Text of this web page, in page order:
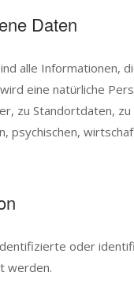
Daten
alle Informationen,
eine natürliche
zu Standortdaten,
psychischen,
oder
werden.